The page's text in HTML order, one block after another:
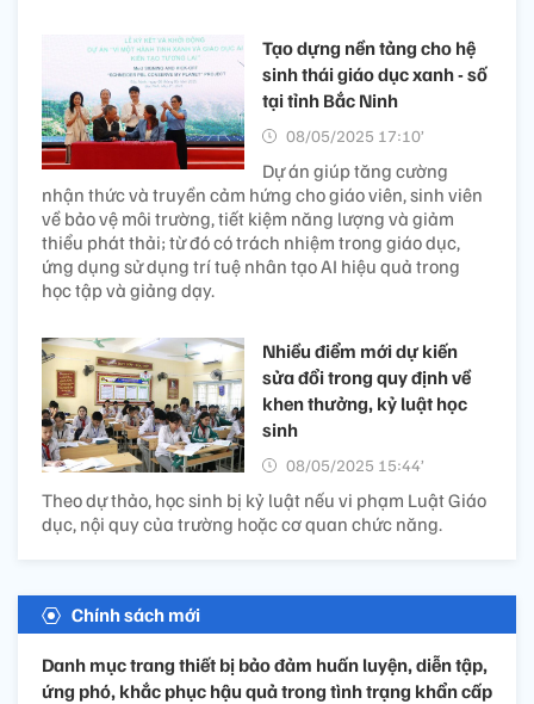
Tạo dựng nền tảng cho hệ
sinh thái giáo dục xanh - số
tại tỉnh Bắc Ninh
08/05/2025 17:10’
Dự án giúp tăng cường
nhận thức và truyền cảm hứng cho giáo viên, sinh viên
về bảo vệ môi trường, tiết kiệm năng lượng và giảm
thiểu phát thải; từ đó có trách nhiệm trong giáo dục,
ứng dụng sử dụng trí tuệ nhân tạo AI hiệu quả trong
học tập và giảng dạy.
Nhiều điểm mới dự kiến
sửa đổi trong quy định về
khen thưởng, kỷ luật học
sinh
08/05/2025 15:44’
Theo dự thảo, học sinh bị kỷ luật nếu vi phạm Luật Giáo
dục, nội quy của trường hoặc cơ quan chức năng.
Chính sách mới
Danh mục trang thiết bị bảo đảm huấn luyện, diễn tập,
ứng phó, khắc phục hậu quả trong tình trạng khẩn cấp